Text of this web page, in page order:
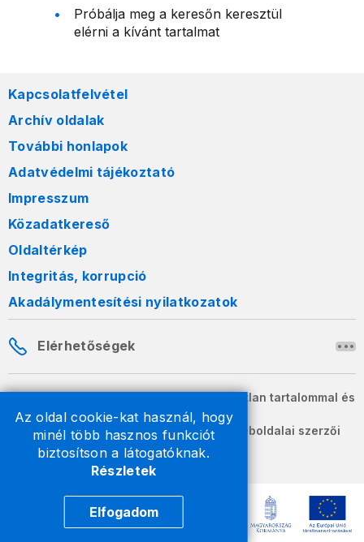
Az oldal cookie-kat használ, hogy
minél több hasznos funkciót
biztosítson a látogatóknak.
Részletek
Elfogadom
Próbálja meg a keresőn keresztül
elérni a kívánt tartalmat
Kapcsolatfelvétel
Archív oldalak
További honlapok
Adatvédelmi tájékoztató
Impresszum
Közadatkereső
Oldaltérkép
Integritás, korrupció
Akadálymentesítési nyilatkozatok
Elérhetőségek
A honlapon szereplő információk változatlan tartalommal és
formában szabadon terjeszthetők.
2026 © A Nemzeti Adó- és Vámhivatal weboldalai szerzői
jogvédelem alatt állnak.